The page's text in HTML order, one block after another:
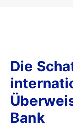
Die
Bank